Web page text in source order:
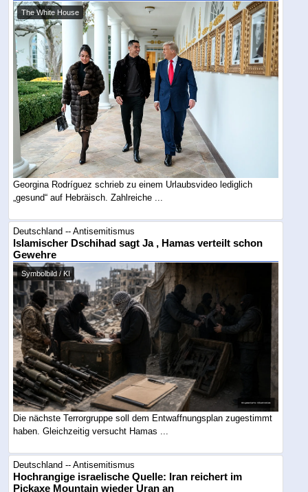
The White House
Georgina Rodríguez schrieb zu einem Urlaubsvideo lediglich
„gesund“ auf Hebräisch. Zahlreiche ...
Deutschland -- Antisemitismus
Islamischer Dschihad sagt Ja , Hamas verteilt schon
Gewehre
Symbolbild / KI
Die nächste Terrorgruppe soll dem Entwaffnungsplan zugestimmt
haben. Gleichzeitig versucht Hamas ...
Deutschland -- Antisemitismus
Hochrangige israelische Quelle: Iran reichert im
Pickaxe Mountain wieder Uran an